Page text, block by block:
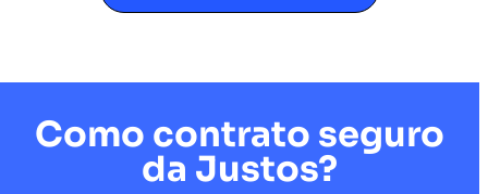
Como contrato seguro
da Justos?